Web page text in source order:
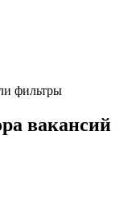
фильтры
вакансий